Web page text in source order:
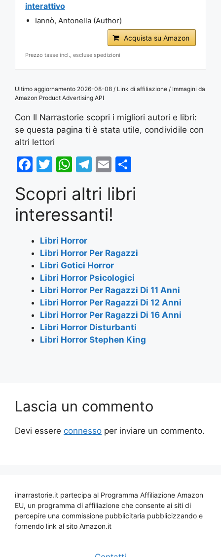
interattivo
Iannò, Antonella (Author)
Acquista su Amazon
Prezzo tasse incl., escluse spedizioni
Ultimo aggiornamento 2026-08-08 / Link di affiliazione / Immagini da
Amazon Product Advertising API
Con Il Narrastorie scopri i migliori autori e libri:
se questa pagina ti è stata utile, condividile con
altri lettori
F
c
e
b
o
o
k
T
itt
er
W
at
s
A
p
p
T
e
gr
a
E
ai
l
ar
Scopri altri libri
interessanti!
Libri Horror
Libri Horror Per Ragazzi
Libri Gotici Horror
Libri Horror Psicologici
Libri Horror Per Ragazzi Di 11 Anni
Libri Horror Per Ragazzi Di 12 Anni
Libri Horror Per Ragazzi Di 16 Anni
Libri Horror Disturbanti
Libri Horror Stephen King
Lascia un commento
Devi essere connesso per inviare un commento.
ilnarrastorie.it partecipa al Programma Affiliazione Amazon
EU, un programma di affiliazione che consente ai siti di
percepire una commissione pubblicitaria pubblicizzando e
fornendo link al sito Amazon.it